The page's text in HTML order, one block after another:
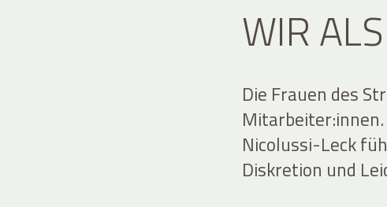
WIR
Die Frauen des
Nicolussi-Leck
Diskretion und